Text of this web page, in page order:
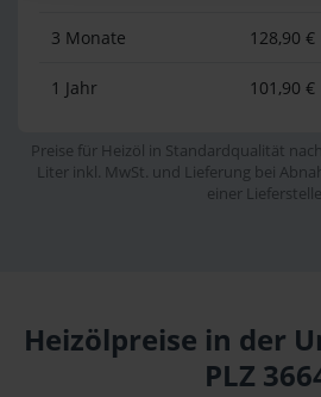
3 Monate 128,90 €
1 Jahr 101,90 €
Preise für Heizöl in Standardqualität
Liter inkl. MwSt. und Lieferung bei
einer
Heizölpreise in der
PLZ